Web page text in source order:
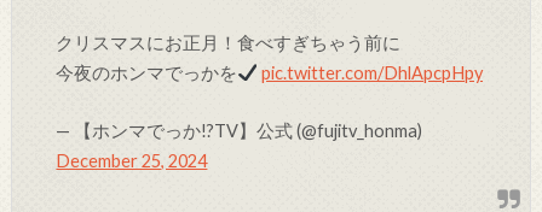
クリスマスにお正月！食べすぎちゃう前に
今夜のホンマでっかを
pic.twitter.com/DhlApcpHpy
— 【ホンマでっか!?TV】公式 (@fujitv_honma)
December 25, 2024